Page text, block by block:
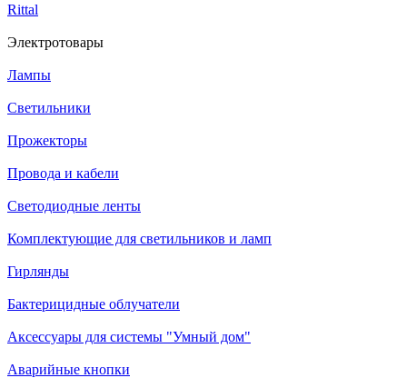
Rittal
Электротовары
Лампы
Светильники
Прожекторы
Провода и кабели
Светодиодные ленты
Комплектующие для светильников и ламп
Гирлянды
Бактерицидные облучатели
Аксессуары для системы "Умный дом"
Аварийные кнопки